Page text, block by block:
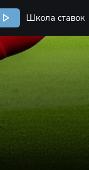
Школа ставок